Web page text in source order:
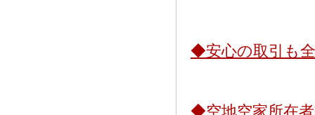
◆安心の取引も
◆空地空家所在